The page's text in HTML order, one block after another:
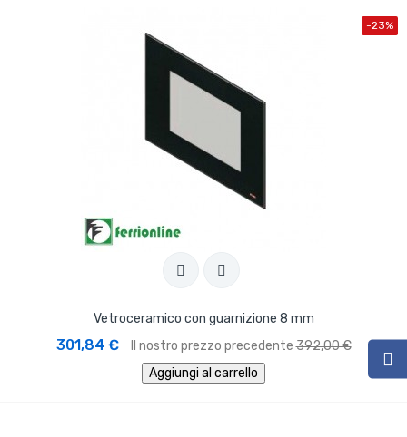
-23%
Vetroceramico con guarnizione 8 mm
301,84 € Il nostro prezzo precedente392,00 €
Aggiungi al carrello